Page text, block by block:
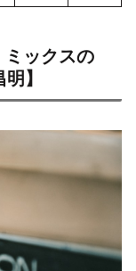
ックスの
】